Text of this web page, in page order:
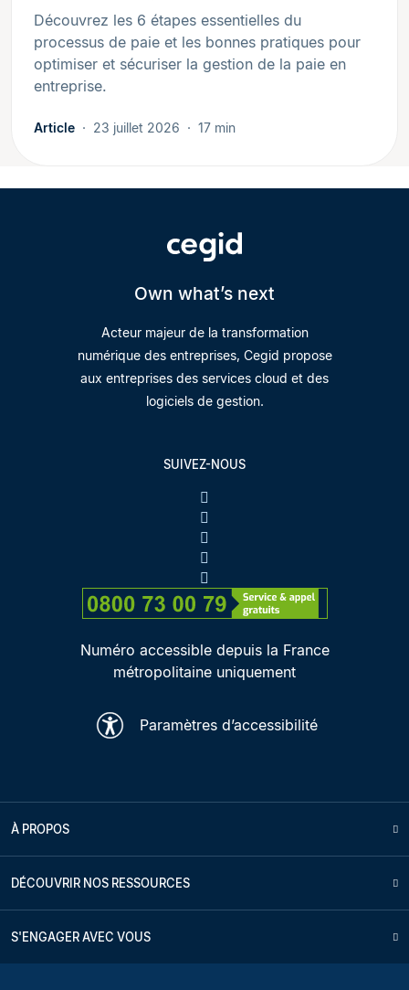
Découvrez les 6 étapes essentielles du
processus de paie et les bonnes pratiques pour
optimiser et sécuriser la gestion de la paie en
entreprise.
Article 23 juillet 2026 17 min
Own what’s next
Acteur majeur de la transformation
numérique des entreprises, Cegid propose
aux entreprises des services cloud et des
logiciels de gestion.
SUIVEZ-NOUS
Numéro accessible depuis la France
métropolitaine uniquement
Paramètres d’accessibilité
À PROPOS
DÉCOUVRIR NOS RESSOURCES
S'ENGAGER AVEC VOUS